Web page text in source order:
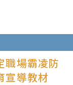
職場霸凌防
宣導教材